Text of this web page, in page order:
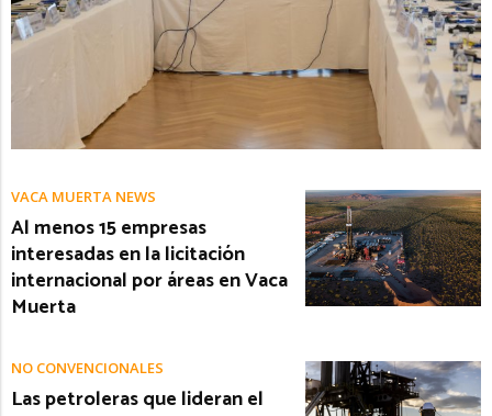
VACA MUERTA NEWS
Al menos 15 empresas
interesadas en la licitación
internacional por áreas en Vaca
Muerta
NO CONVENCIONALES
Las petroleras que lideran el